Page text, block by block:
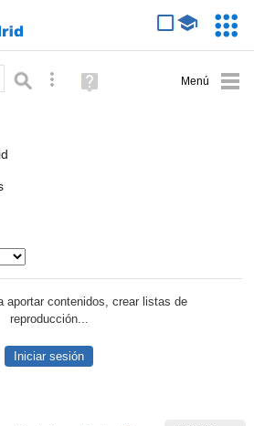
Búsqueda avanzada
Ayuda
(en
aportar contenidos, crear listas de
reproducción...
Iniciar sesión